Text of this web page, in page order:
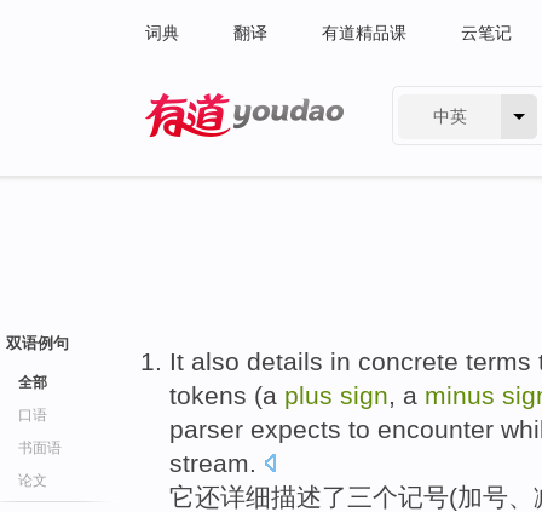
词典 翻译 有道精品课 云笔记
中英
双语例句
全部
口语
书面语
论文
It also details in concrete terms
tokens (a plus sign, a minus
parser expects to encounter
stream.
它还详细描述了三个记号(加号、